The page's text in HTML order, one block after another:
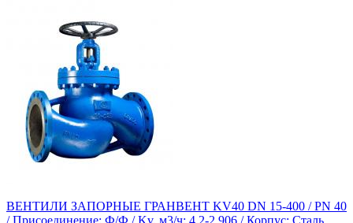
ВЕНТИЛИ ЗАПОРНЫЕ ГРАНВЕНТ KV40 DN 15-400 / PN 40
/ Присоединение: Ф/Ф / Kv, м3/ч: 4,2-2 906 / Корпус: Сталь